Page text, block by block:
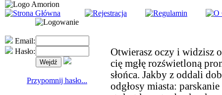
Email:
Hasło:
Przypomnij hasło...
Otwierasz oczy i widzisz
cię mgłę rozświetloną
słońca. Jakby z oddali
odgłosy miasta: